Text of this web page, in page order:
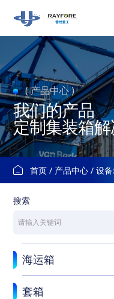
其
他
定
制
化
( 产品中心 )
我们的产品
定制集装箱
首页 产品中心 设
搜索
海运箱
套箱